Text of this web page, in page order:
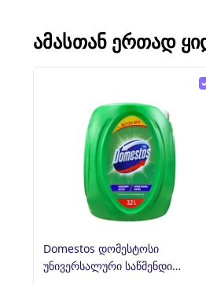
ᲐᲛᲐᲡᲗᲐᲜ ᲔᲠᲗᲐᲓ
Domestos დომესტოსი
უნივერსალური საწმენდი